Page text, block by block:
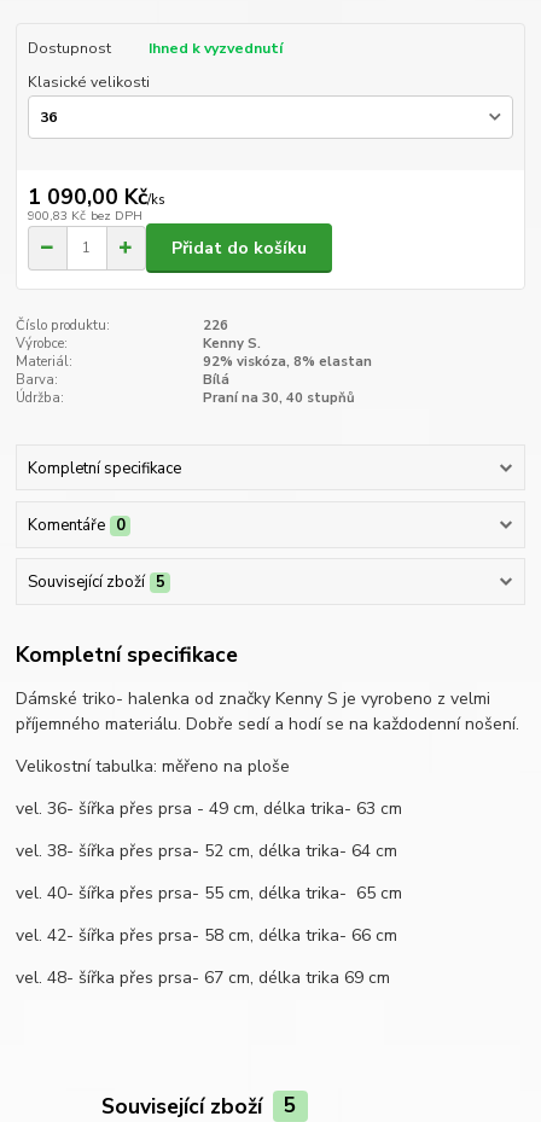
Dostupnost
Ihned k vyzvednutí
Klasické velikosti
1 090,00 Kč/ks
900,83 Kč bez DPH
Přidat do košíku
Číslo produktu:
226
Výrobce:
Kenny S.
Materiál:
92% viskóza, 8% elastan
Barva:
Bílá
Údržba:
Praní na 30, 40 stupňů
Kompletní specifikace
Komentáře 0
Související zboží 5
Kompletní specifikace
Dámské triko- halenka od značky Kenny S je vyrobeno z velmi
příjemného materiálu. Dobře sedí a hodí se na každodenní nošení.
Velikostní tabulka: měřeno na ploše
vel. 36- šířka přes prsa - 49 cm, délka trika- 63 cm
vel. 38- šířka přes prsa- 52 cm, délka trika- 64 cm
vel. 40- šířka přes prsa- 55 cm, délka trika- 65 cm
vel. 42- šířka přes prsa- 58 cm, délka trika- 66 cm
vel. 48- šířka přes prsa- 67 cm, délka trika 69 cm
Související zboží 5